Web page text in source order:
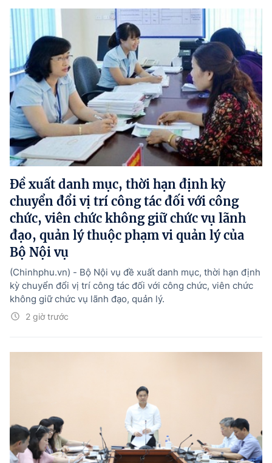
Đề xuất danh mục, thời hạn định kỳ
chuyển đổi vị trí công tác đối với công
chức, viên chức không giữ chức vụ lãnh
đạo, quản lý thuộc phạm vi quản lý của
Bộ Nội vụ
2 giờ trước
(Chinhphu.vn) - Bộ Nội vụ đề xuất danh mục, thời hạn định
kỳ chuyển đổi vị trí công tác đối với công chức, viên chức
không giữ chức vụ lãnh đạo, quản lý.